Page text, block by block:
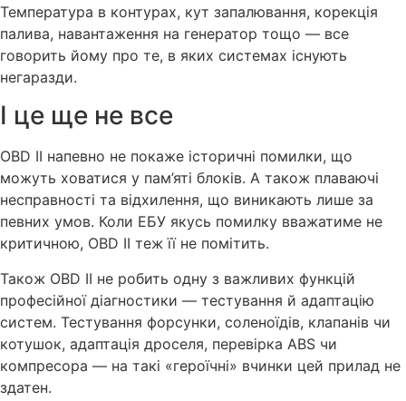
Температура в контурах, кут запалювання, корекція
палива, навантаження на генератор тощо — все
говорить йому про те, в яких системах існують
негаразди.
І це ще не все
OBD ІІ напевно не покаже історичні помилки, що
можуть ховатися у пам’яті блоків. А також плаваючі
несправності та відхилення, що виникають лише за
певних умов. Коли ЕБУ якусь помилку вважатиме не
критичною, OBD ІІ теж її не помітить.
Також OBD ІІ не робить одну з важливих функцій
професійної діагностики — тестування й адаптацію
систем. Тестування форсунки, соленоїдів, клапанів чи
котушок, адаптація дроселя, перевірка ABS чи
компресора — на такі «героїчні» вчинки цей прилад не
здатен.